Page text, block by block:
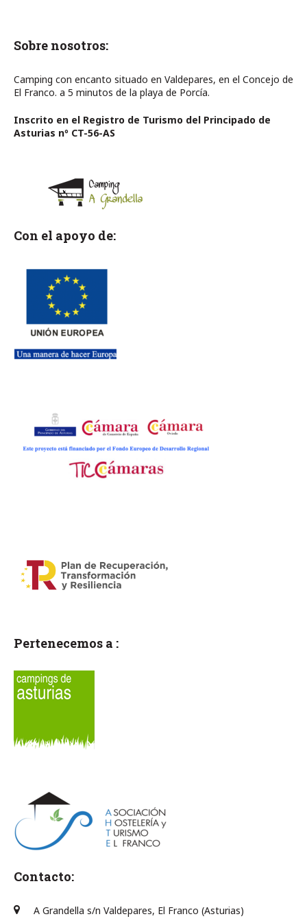
Sobre nosotros:
Camping con encanto situado en Valdepares, en el Concejo de
El Franco. a 5 minutos de la playa de Porcía.
Inscrito en el Registro de Turismo del Principado de
Asturias nº CT-56-AS
Con el apoyo de:
Pertenecemos a :
Contacto:
A Grandella s/n Valdepares, El Franco (Asturias)